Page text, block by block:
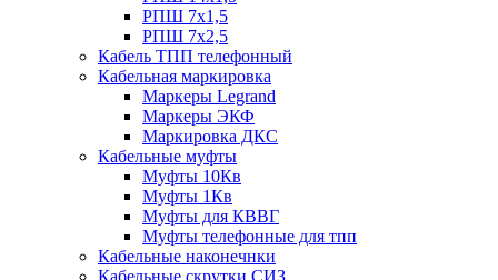
РПШ 7х1,5
РПШ 7х2,5
Кабель ТПП телефонный
Кабельная маркировка
Маркеры Legrand
Маркеры ЭКФ
Маркировка ДКС
Кабельные муфты
Муфты 10Кв
Муфты 1Кв
Муфты для КВВГ
Муфты телефонные для тпп
Кабельные наконечнки
Кабельные скрутки СИЗ